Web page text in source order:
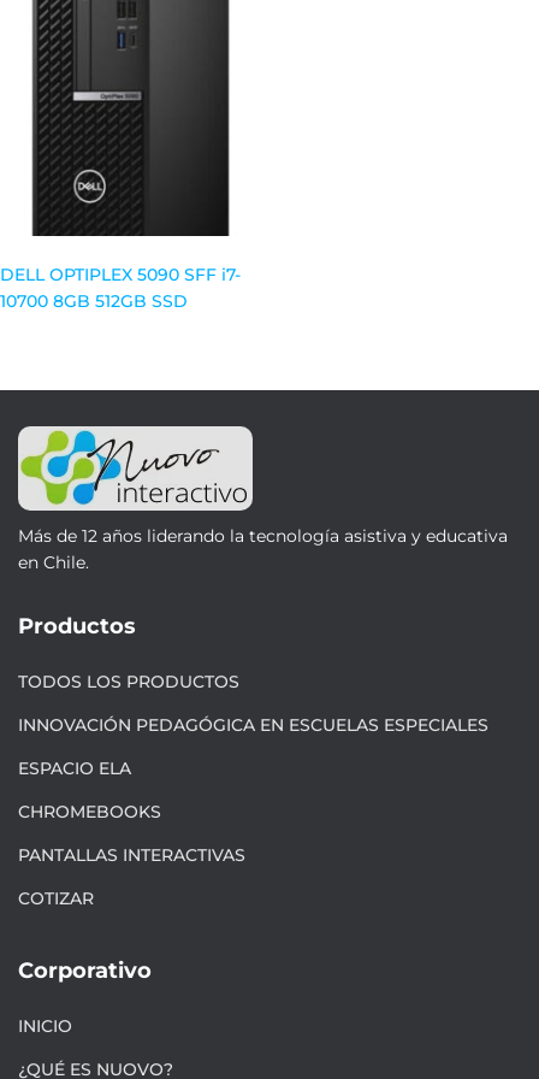
DELL OPTIPLEX 5090 SFF i7-
10700 8GB 512GB SSD
Más de 12 años liderando la tecnología asistiva y educativa
en Chile.
Productos
TODOS LOS PRODUCTOS
INNOVACIÓN PEDAGÓGICA EN ESCUELAS ESPECIALES
ESPACIO ELA
CHROMEBOOKS
PANTALLAS INTERACTIVAS
COTIZAR
Corporativo
INICIO
¿QUÉ ES NUOVO?